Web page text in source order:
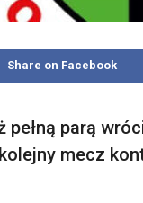
Share on Facebook
pełną parą
mecz